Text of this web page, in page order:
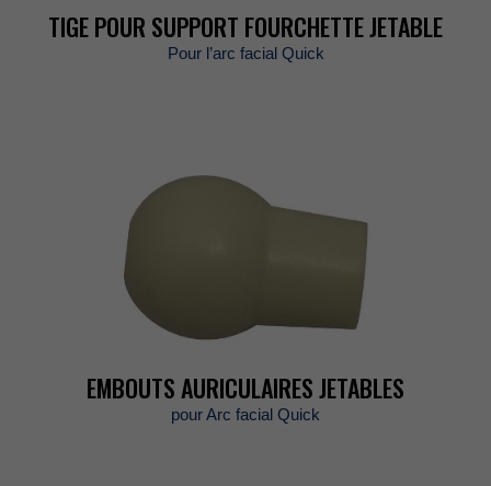
TIGEPOURSUPPORTFOURCHETTEJETABLE
Pourl’arcfacialQuick
EMBOUTSAURICULAIRESJETABLES
pourArcfacialQuick